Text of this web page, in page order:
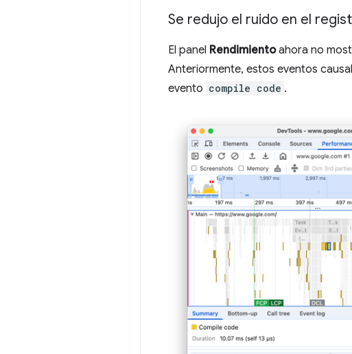
Se redujo el ruido en el
El panel Rendimientoahora no
Anteriormente, estos eventos
evento compile code .